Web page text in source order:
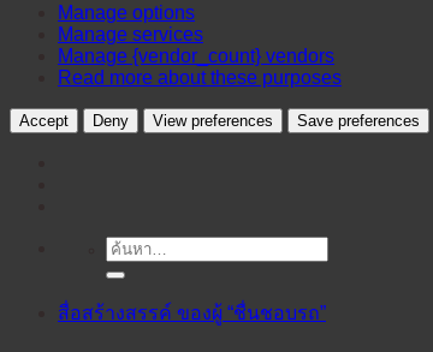
Manage options
Manage services
Manage {vendor_count} vendors
Read more about these purposes
Accept Deny View preferences Save preferences
ค้นหา:
สื่อสร้างสรรค์ ของผู้ “ชื่นชอบรถ”